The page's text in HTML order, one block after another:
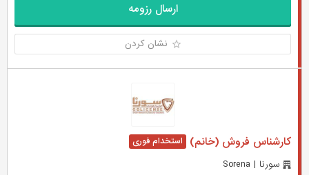
ارسال رزومه
نشان کردن
کارشناس فروش (خانم)
سورنا | Sorena